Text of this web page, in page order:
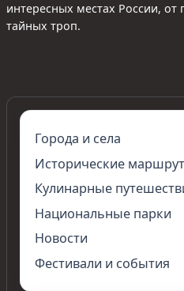
интересных местах России,
тайных троп.
Города и села
Исторические
Кулинарные
Национальные парки
Новости
Фестивали и события